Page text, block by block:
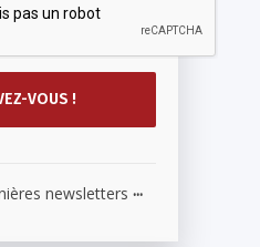
newsletters ...